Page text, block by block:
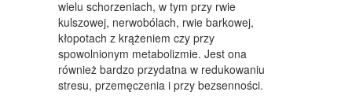
ELEKTRONIKA, RTV, AGD
ART. DLA ZWIERZĄT
OGRÓD, ROŚLINY
wielu schorzeniach, w tym przy rwie
kulszowej, nerwobólach, rwie barkowej,
kłopotach z krążeniem czy przy
spowolnionym metabolizmie. Jest ona
również bardzo przydatna w redukowaniu
stresu, przemęczenia i przy bezsenności.